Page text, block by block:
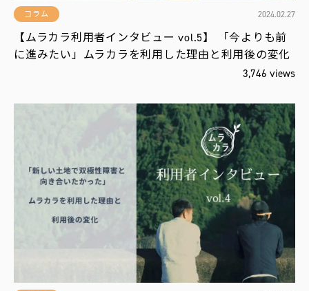
コラム 2024.02.27
【ムラカラ利用者インタビュー vol.5】 「今よりも前
に進みたい」ムラカラを利用した理由と利用後の変化
3,746 views